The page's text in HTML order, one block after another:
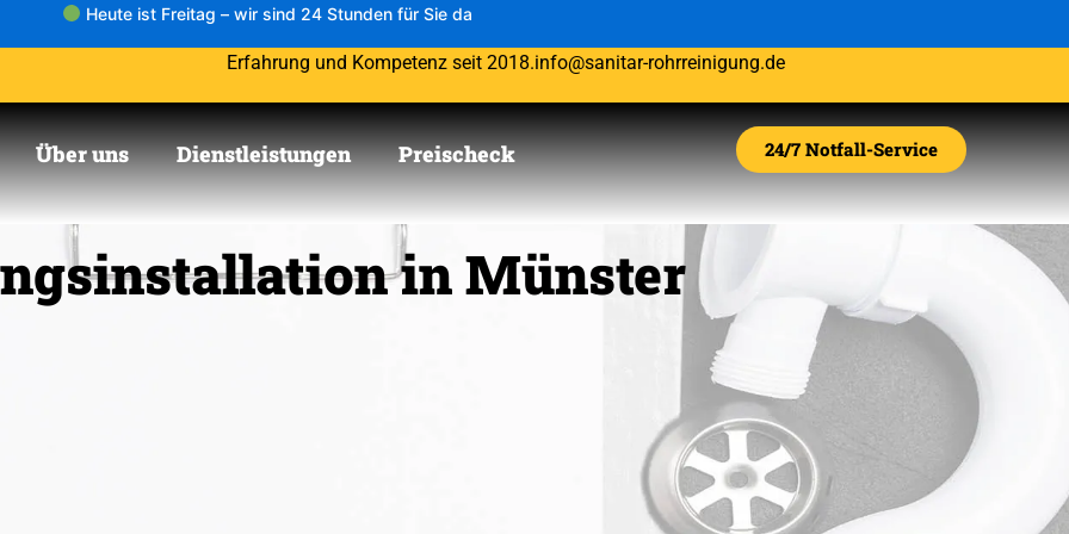
Heute ist Freitag – wir sind 24 Stunden für Sie da
Erfahrung und Kompetenz seit 2018.info@sanitar-rohrreinigung.de
Über uns Dienstleistungen Preischeck 24/7 Notfall-Service
in Münster